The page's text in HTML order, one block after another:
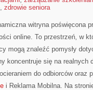
, zdrowie seniora
witryna poświęcona
online. To przestrzeń, w
mogą znaleźć pomysły
koncentruje się na realnych
do odbiorców oraz
i Reklama Mobilna. Na